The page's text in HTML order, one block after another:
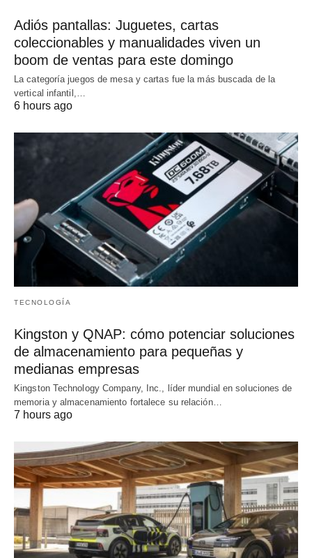
Adiós pantallas: Juguetes, cartas
coleccionables y manualidades viven un
boom de ventas para este domingo
La categoría juegos de mesa y cartas fue la más buscada de la
vertical infantil,…
6 hours ago
TECNOLOGÍA
Kingston y QNAP: cómo potenciar soluciones
de almacenamiento para pequeñas y
medianas empresas
Kingston Technology Company, Inc., líder mundial en soluciones de
memoria y almacenamiento fortalece su relación…
7 hours ago